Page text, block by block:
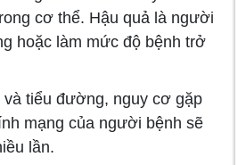
cơ thể. Hậu quả là người
hoặc làm mức độ bệnh trở
tiểu đường, nguy cơ gặp
mạng của người bệnh sẽ
lần.